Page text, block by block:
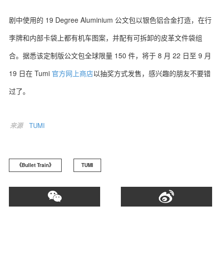
剧中使用的 19 Degree Aluminium 公文包以银色铝合金打造，在行
李牌和内部卡袋上都有机车图案，并配有可拆卸的皮革文件袋组
合。据悉该定制版公文包全球限量 150 件，将于 8 月 22 日至 9 月
19 日在 Tumi 官方网上商店以抽奖方式发售，感兴趣的朋友不要错
过了。
来源 TUMI
《Bullet Train》 TUMI